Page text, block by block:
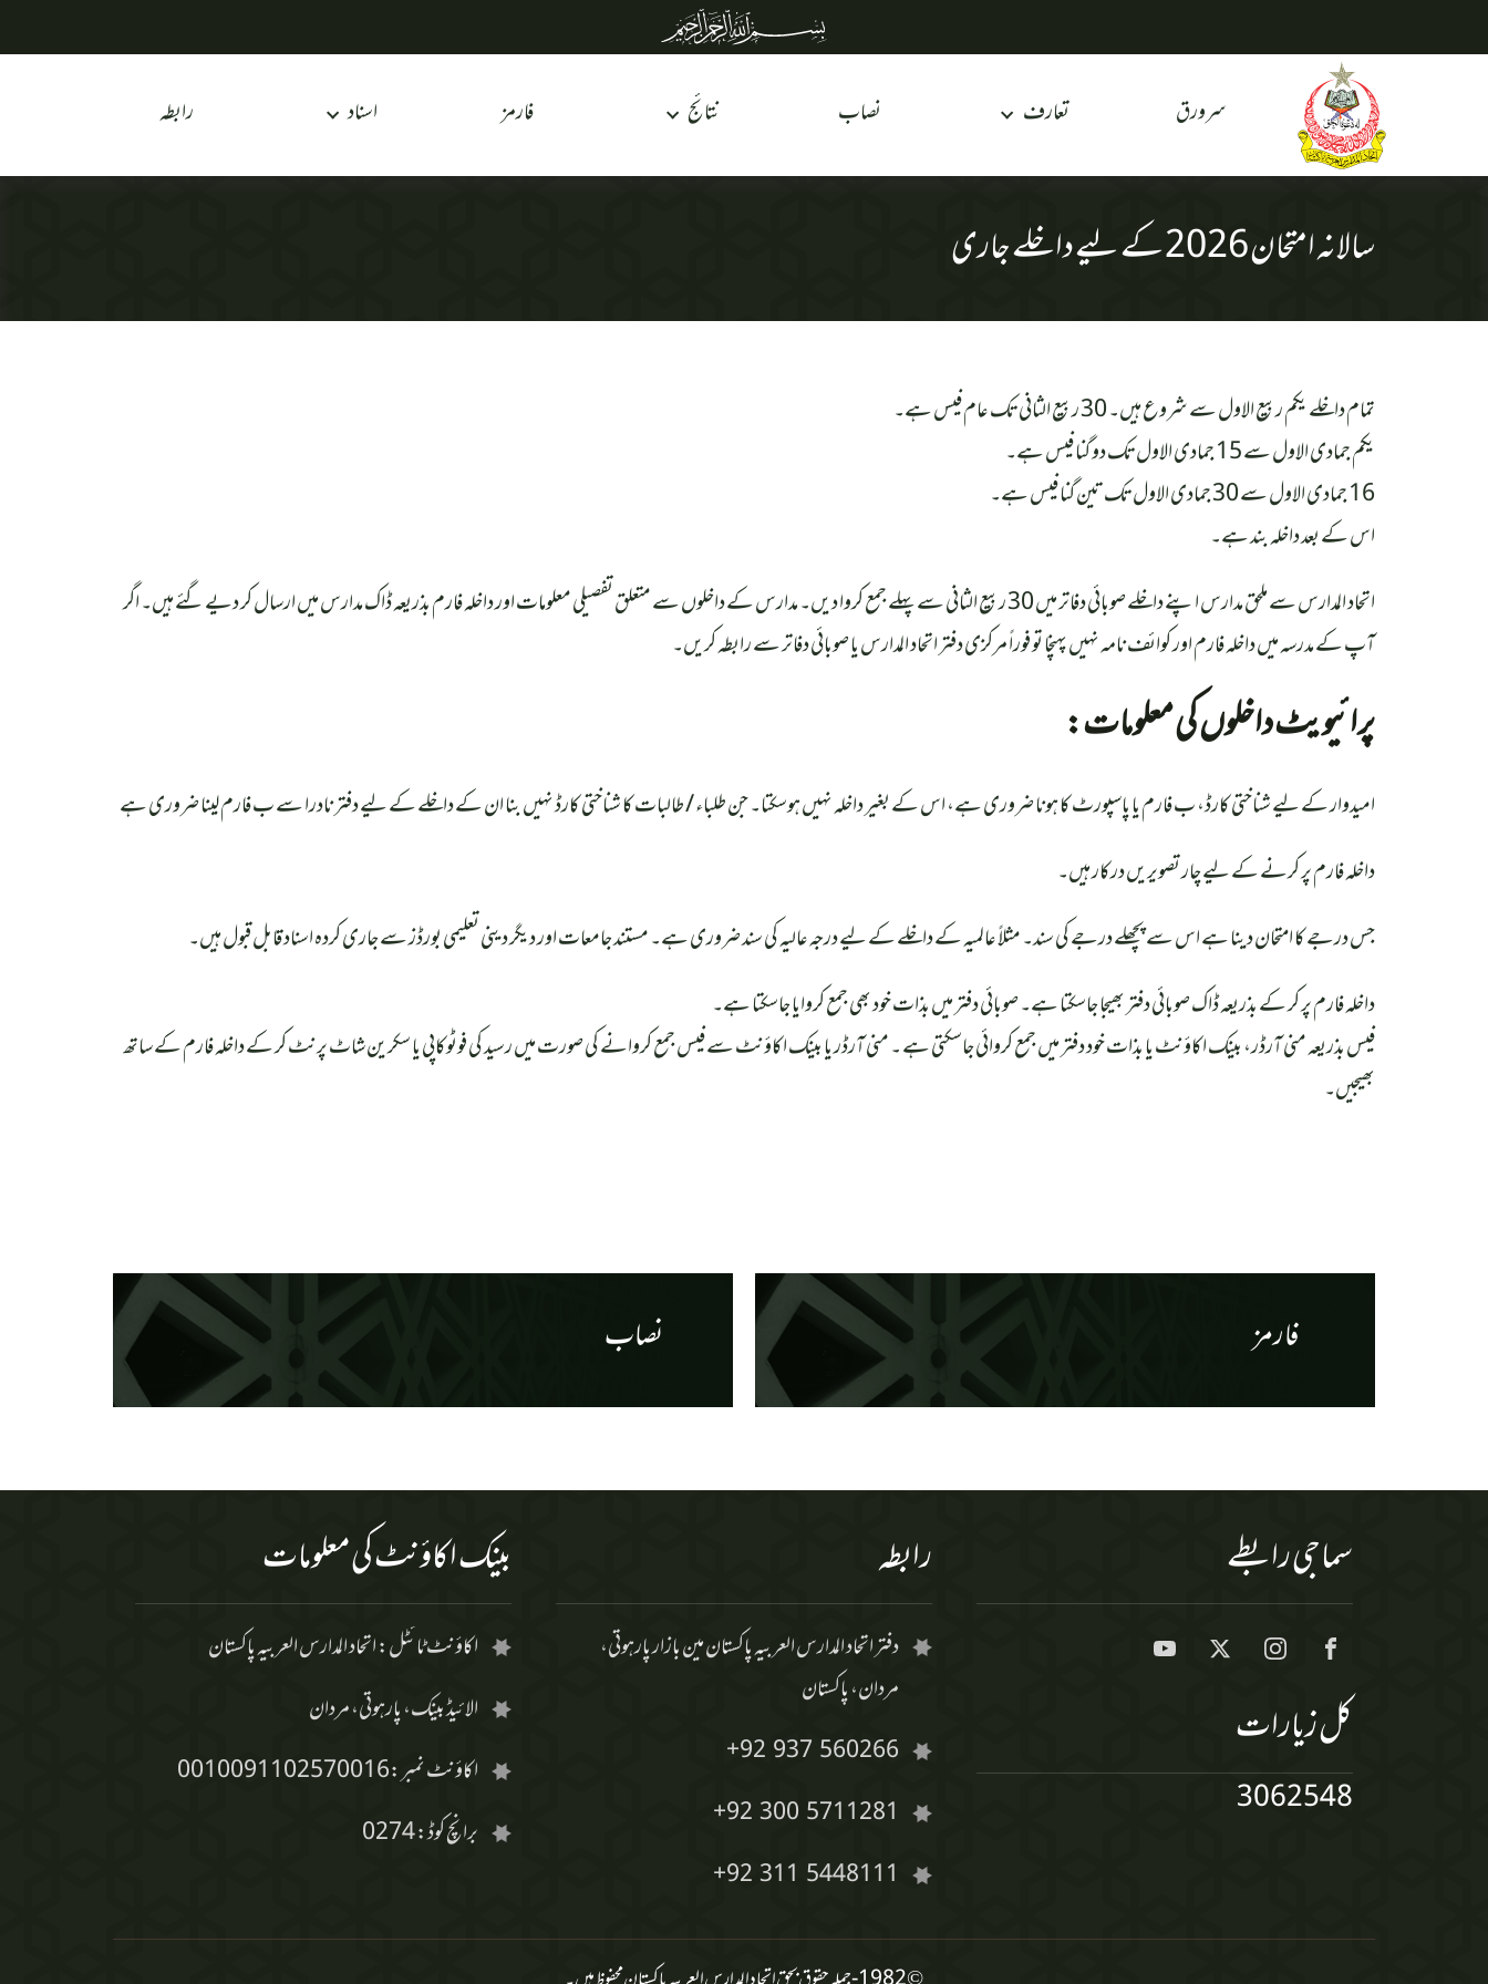
سرورق تعارف نصاب نتائج فارمز اسناد رابطہ
سالانہ امتحان 2026 کے لیے داخلے جاری
تمام داخلے یکم ربیع الاول سے شروع ہیں۔ 30 ربیع الثانی تک عام فیس ہے۔
یکم جمادی الاول سے 15 جمادی الاول تک دو گنا فیس ہے۔
16 جمادی الاول سے 30 جمادی الاول تک تین گنا فیس ہے۔
اس کے بعد داخلہ بند ہے۔
اتحاد المدارس سے ملحق مدارس اپنے داخلے صوبائی دفاتر میں 30 ربیع الثانی سے پہلے جمع کروا دیں۔ مدارس کے داخلوں سے متعلق تفصیلی معلومات اور داخلہ فارم بذریعہ ڈاک مدارس میں ارسال کر دیے گئے ہیں۔ اگر
آپ کے مدرسہ میں داخلہ فارم اور کوائف نامہ نہیں پہنچا تو فوراً مرکزی دفتر اتحاد المدارس یا صوبائی دفاتر سے رابطہ کریں۔
پرائیویٹ داخلوں کی معلومات:
امیدوار کے لیے شناختی کارڈ، ب فارم یا پاسپورٹ کا ہونا ضروری ہے، اس کے بغیر داخلہ نہیں ہوسکتا۔ جن طلباء / طالبات کا شناختی کارڈ نہیں بنا ان کے داخلے کے لیے دفتر نادرا سے ب فارم لینا ضروری ہے
داخلہ فارم پر کرنے کے لیے چار تصویریں درکار ہیں۔
جس درجے کا امتحان دینا ہے اس سے پچھلے درجے کی سند۔ مثلاً عالمیہ کے داخلے کے لیے درجہ عالیہ کی سند ضروری ہے۔ مستند جامعات اور دیگر دینی تعلیمی بورڈز سے جاری کردہ اسناد قابل قبول ہیں۔
داخلہ فارم پر کر کے بذریعہ ڈاک صوبائی دفتر بھیجا جاسکتا ہے۔ صوبائی دفتر میں بذات خود بھی جمع کروایا جاسکتا ہے۔
فیس بذریعہ منی آرڈر، بینک اکاؤنٹ یا بذات خود دفتر میں جمع کروائی جاسکتی ہے ۔ منی آرڈر یا بینک اکاؤنٹ سے فیس جمع کروانے کی صورت میں رسید کی فوٹوکاپی یا سکرین شاٹ پرنٹ کر کے داخلہ فارم کے ساتھ
بھیجیں۔
فارمز نصاب
سماجی رابطے
کل زیارات
3062548
رابطہ
دفتر اتحاد المدارس العربیہ پاکستان مین بازار پارہوتی،
مردان، پاکستان
+92 937 560266
+92 300 5711281
+92 311 5448111
بینک اکاؤنٹ کی معلومات
اکاؤنٹ ٹائٹل: اتحاد المدارس العربیہ پاکستان
الائیڈ بینک، پارہوتی، مردان
اکاؤنٹ نمبر:0010091102570016
برانچ کوڈ:0274